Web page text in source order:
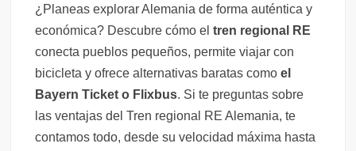
¿Planeas explorar Alemania de forma auténtica y
económica? Descubre cómo eltren regional RE
conecta pueblos pequeños, permite viajar con
bicicleta y ofrece alternativas baratas comoel
Bayern Ticket o Flixbus. Si te preguntas sobre
las ventajas del Tren regional RE Alemania, te
contamos todo, desde su velocidad máxima hasta